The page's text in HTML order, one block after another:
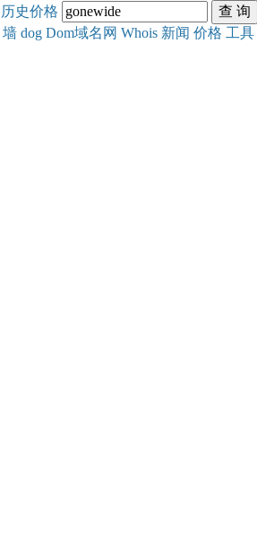
历史价格
墙 dog Dom域名网 Whois 新闻 价格 工具